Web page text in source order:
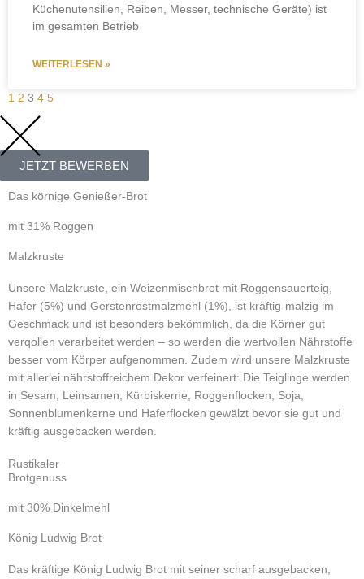
Küchenutensilien, Reiben, Messer, technische Geräte) ist
im gesamten Betrieb
WEITERLESEN »
1 2 3 4 5
JETZT BEWERBEN
Das körnige Genießer-Brot
mit 31% Roggen
Malzkruste
Unsere Malzkruste, ein Weizenmischbrot mit Roggensauerteig,
Hafer (5%) und Gerstenröstmalzmehl (1%), ist kräftig-malzig im
Geschmack und ist besonders bekömmlich, da die Körner gut
verqollen verarbeitet werden – so werden die wertvollen Nährstoffe
besser vom Körper aufgenommen. Zudem wird unsere Malzkruste
mit allerlei nährstoffreichem Dekor verfeinert: Die Teiglinge werden
in Sesam, Leinsamen, Kürbiskerne, Roggenflocken, Soja,
Sonnenblumenkerne und Haferflocken gewälzt bevor sie gut und
kräftig ausgebacken werden.
Rustikaler
Brotgenuss
mit 30% Dinkelmehl
König Ludwig Brot
Das kräftige König Ludwig Brot mit seiner scharf ausgebacken,